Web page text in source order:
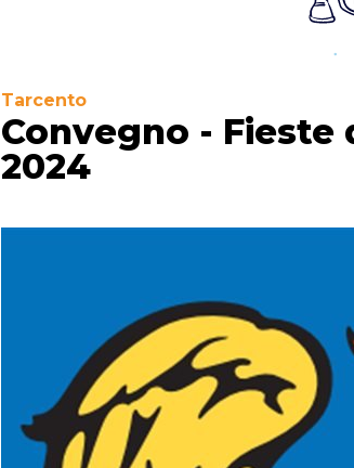
Tarcento
Convegno - Fieste
2024